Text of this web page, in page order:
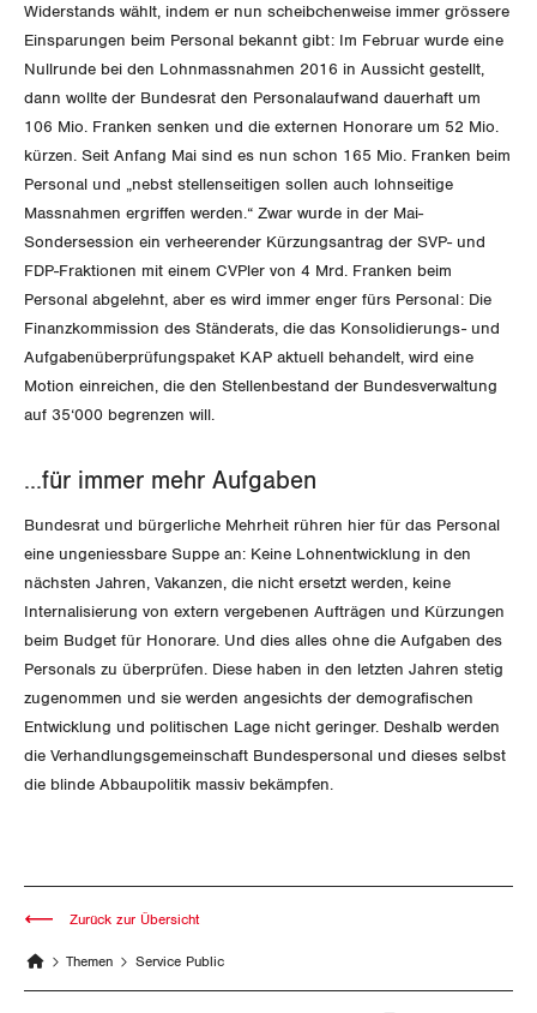
Bestellformular
Migrationskommission
Queer-Kommission
Rentner:innen-Kommission
Aargau
Graubünden
Nidwalden
Obwalden
Schaffhausen
Schwyz
Tessin
ANGESCHLOSSENE VERBÄNDE
OFFENE STELLEN
AGENDA
Medienmitteilungen
Dossier
Vernehmlassungen
Bücher/Broschüren
Kontakt
Widerstands wählt, indem er nun scheibchenweise immer grössere
Einsparungen beim Personal bekannt gibt: Im Februar wurde eine
Nullrunde bei den Lohnmassnahmen 2016 in Aussicht gestellt,
dann wollte der Bundesrat den Personalaufwand dauerhaft um
106 Mio. Franken senken und die externen Honorare um 52 Mio.
kürzen. Seit Anfang Mai sind es nun schon 165 Mio. Franken beim
Personal und „nebst stellenseitigen sollen auch lohnseitige
Massnahmen ergriffen werden.“ Zwar wurde in der Mai-
Sondersession ein verheerender Kürzungsantrag der SVP- und
FDP-Fraktionen mit einem CVPler von 4 Mrd. Franken beim
Personal abgelehnt, aber es wird immer enger fürs Personal: Die
Finanzkommission des Ständerats, die das Konsolidierungs- und
Aufgabenüberprüfungspaket KAP aktuell behandelt, wird eine
Motion einreichen, die den Stellenbestand der Bundesverwaltung
auf 35‘000 begrenzen will.
…für immer mehr Aufgaben
Bundesrat und bürgerliche Mehrheit rühren hier für das Personal
eine ungeniessbare Suppe an: Keine Lohnentwicklung in den
nächsten Jahren, Vakanzen, die nicht ersetzt werden, keine
Internalisierung von extern vergebenen Aufträgen und Kürzungen
beim Budget für Honorare. Und dies alles ohne die Aufgaben des
Personals zu überprüfen. Diese haben in den letzten Jahren stetig
zugenommen und sie werden angesichts der demografischen
Entwicklung und politischen Lage nicht geringer. Deshalb werden
die Verhandlungsgemeinschaft Bundespersonal und dieses selbst
die blinde Abbaupolitik massiv bekämpfen.
Themen Service Public
Zurück zur Übersicht